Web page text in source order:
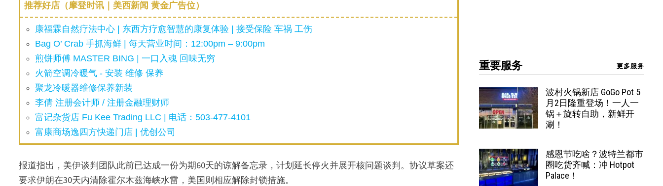
推荐好店（摩登时讯｜美西新闻 黄金广告位）
康福霖自然疗法中心 | 东西方疗愈智慧的康复体验 | 接受保险 车祸 工伤
Bag O’ Crab 手抓海鲜 | 每天营业时间：12:00pm – 9:00pm
煎饼师傅 MASTER BING | 一口入魂 回味无穷
火箭空调冷暖气 - 安装 维修 保养
聚龙冷暖器维修保养新装
李倩 注册会计师 / 注册金融理财师
富记杂货店 Fu Kee Trading LLC | 电话：503-477-4101
富康商场逸四方快递门店 | 优创公司
报道指出，美伊谈判团队此前已达成一份为期60天的谅解备忘录，计划延长停火并展开核问题谈判。协议草案还
要求伊朗在30天内清除霍尔木兹海峡水雷，美国则相应解除封锁措施。
重要服务 更多服务
波村火锅新店 GoGo Pot 5
月2日隆重登场！一人一
锅＋旋转自助，新鲜开
涮！
感恩节吃啥？波特兰都市
圈吃货齐喊：冲 Hotpot
Palace！